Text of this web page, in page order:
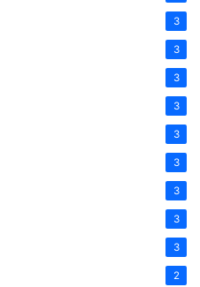
3
3
3
3
3
3
3
3
3
2